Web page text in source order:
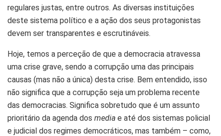
regulares justas, entre outros. As diversas instituições
deste sistema político e a ação dos seus protagonistas
devem ser transparentes e escrutináveis.
Hoje, temos a perceção de que a democracia atravessa
uma crise grave, sendo a corrupção uma das principais
causas (mas não a única) desta crise. Bem entendido, isso
não significa que a corrupção seja um problema recente
das democracias. Significa sobretudo que é um assunto
prioritário da agenda dos media e até dos sistemas policial
e judicial dos regimes democráticos, mas também – como,